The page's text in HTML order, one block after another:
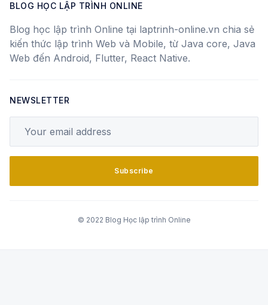
BLOG HỌC LẬP TRÌNH ONLINE
Blog học lập trình Online tại laptrinh-online.vn chia sẻ
kiến thức lập trình Web và Mobile, từ Java core, Java
Web đến Android, Flutter, React Native.
NEWSLETTER
Subscribe
© 2022 Blog Học lập trình Online